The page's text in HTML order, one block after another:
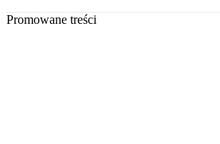
Promowane treści